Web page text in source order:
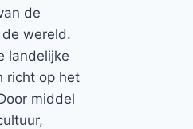
de
wereld.
landelijke
richt op het
middel